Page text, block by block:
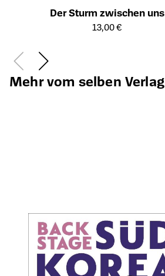
Der Sturm zwischen uns
Öffnet die Detailseite des Produkts
13,00 €
Mehr vom selben Verlag